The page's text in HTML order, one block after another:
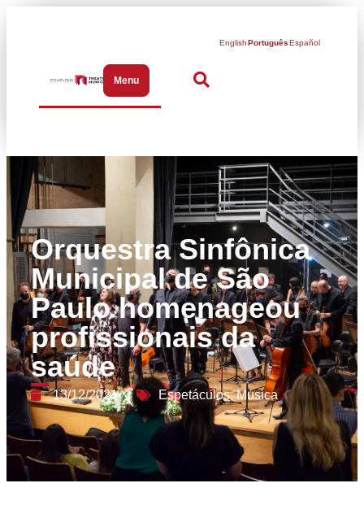
MenuAbrir menu de navegação
EnglishPortuguêsEspañol
Orquestra Sinfônica
Municipal de São
Paulo homenageou
profissionais da
saúde
13/12/2021 Espetáculos,Música